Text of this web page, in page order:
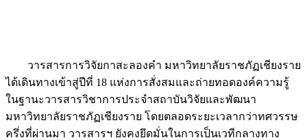
วารสารการวิจัยกาสะลองคำ มหาวิทยาลัยราชภัฏเชียงราย
ได้เดินทางเข้าสู่ปีที่ 18 แห่งการสั่งสมและถ่ายทอดองค์ความรู้
ในฐานะวารสารวิชาการประจำสถาบันวิจัยและพัฒนา
มหาวิทยาลัยราชภัฏเชียงราย โดยตลอดระยะเวลากว่าทศวรรษ
ครึ่งที่ผ่านมา วารสารฯ ยังคงยึดมั่นในการเป็นเวทีกลางทาง